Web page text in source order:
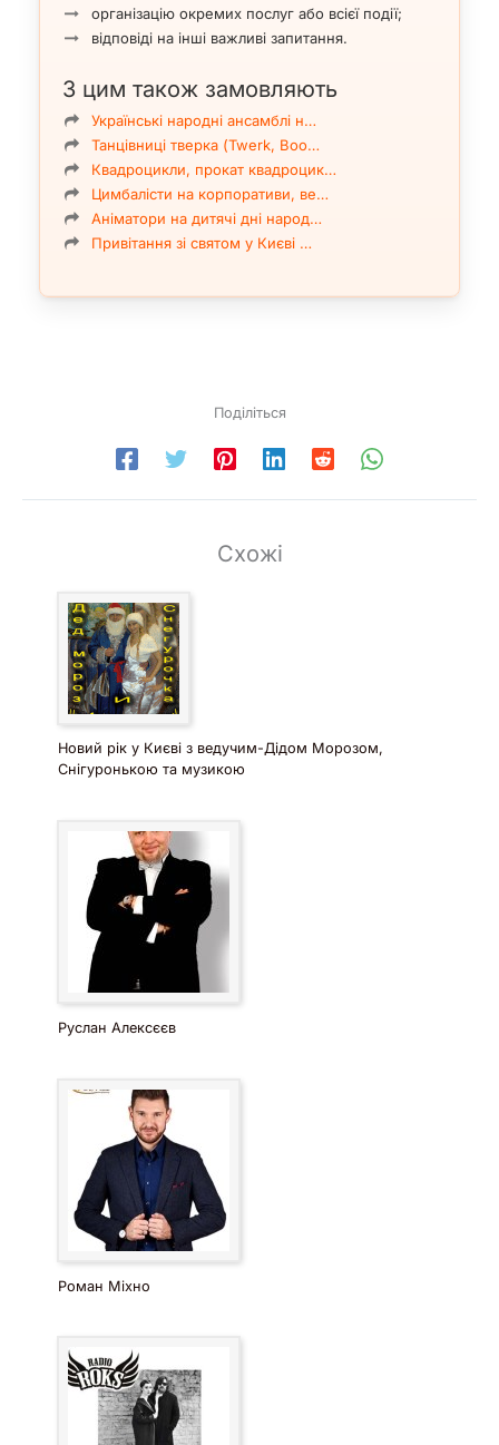
організацію окремих послуг або всієї події;
відповіді на інші важливі запитання.
З цим також замовляють
Українські народні ансамблі н…
Танцівниці тверка (Twerk, Boo…
Квадроцикли, прокат квадроцик…
Цимбалісти на корпоративи, ве…
Аніматори на дитячі дні народ…
Привітання зі святом у Києві …
Поділіться
Схожі
Новий рік у Києві з ведучим-Дідом Морозом,
Снігуронькою та музикою
Руслан Алексєєв
Роман Міхно